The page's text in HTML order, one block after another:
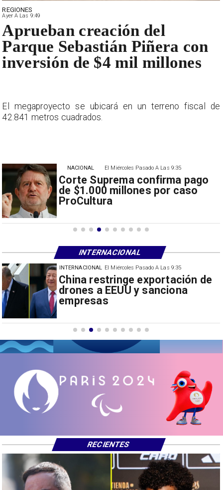
El Miércoles Pasado A Las 9:35
Papa León XIV anuncia gira por
Sudamérica
INTERNACIONAL
El Miércoles Pasado A Las 9:35
Corte Suprema confirma pago
de $1.000 millones por caso
ProCultura
NACIONAL
REGIONES
Ayer A Las 9:49
Aprueban creación del
Parque Sebastián Piñera con
inversión de $4 mil millones
El megaproyecto se ubicará en un terreno fiscal de
42.841 metros cuadrados.
INTERNACIONAL
RECIENTES